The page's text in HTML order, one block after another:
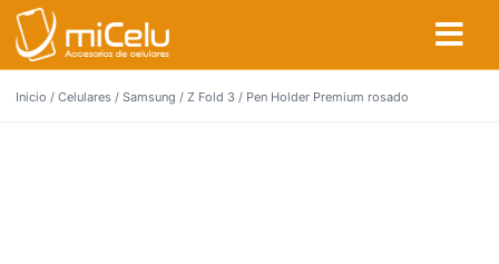
Inicio / Celulares / Samsung / Z Fold 3 / Pen Holder Premium rosado